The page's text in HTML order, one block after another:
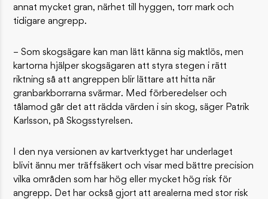
annat mycket gran, närhet till hyggen, torr mark och
tidigare angrepp.
– Som skogsägare kan man lätt känna sig maktlös, men
kartorna hjälper skogsägaren att styra stegen i rätt
riktning så att angreppen blir lättare att hitta när
granbarkborrarna svärmar. Med förberedelser och
tålamod går det att rädda värden i sin skog, säger Patrik
Karlsson, på Skogsstyrelsen.
I den nya versionen av kartverktyget har underlaget
blivit ännu mer träffsäkert och visar med bättre precision
vilka områden som har hög eller mycket hög risk för
angrepp. Det har också gjort att arealerna med stor risk